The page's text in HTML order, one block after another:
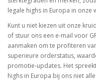
legale highs in Europa in
Kunt u niet kiezen uit onze
of stuur ons een e-mail voor
aanmaken om te profiteren
superieure orderstatus,
promotie-updates. Het
highs in Europa bij ons niet